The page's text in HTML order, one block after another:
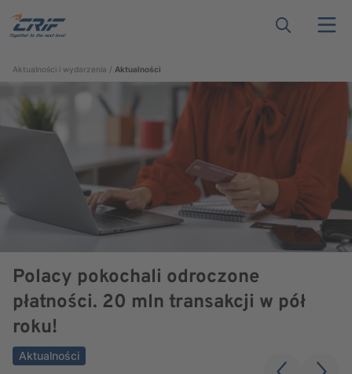
Aktualności i wydarzenia Aktualności
Polacy pokochali odroczone
płatności. 20 mln transakcji w pół
roku!
Aktualności